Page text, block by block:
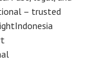
– trusted